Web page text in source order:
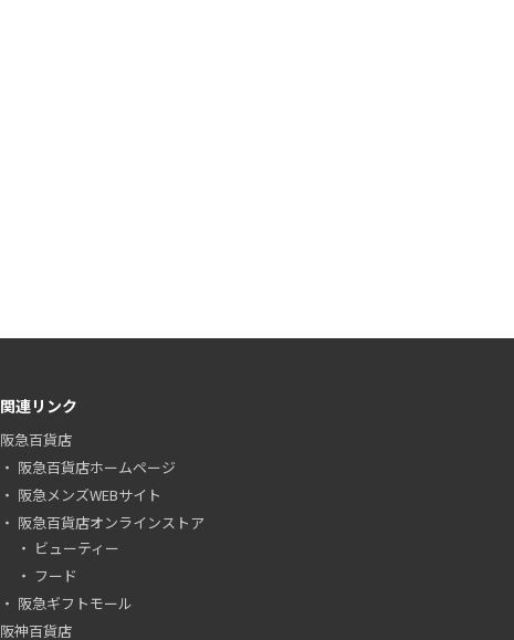
関連リンク
阪急百貨店
阪急百貨店ホームページ
阪急メンズWEBサイト
阪急百貨店オンラインストア
ビューティー
フード
阪急ギフトモール
阪神百貨店